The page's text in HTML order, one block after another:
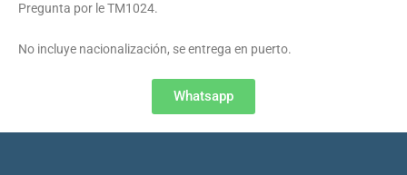
Pregunta por le TM1024.
No incluye nacionalización, se entrega en puerto.
Whatsapp